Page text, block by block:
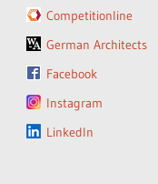
Competitionline
German Architects
Facebook
Instagram
LinkedIn